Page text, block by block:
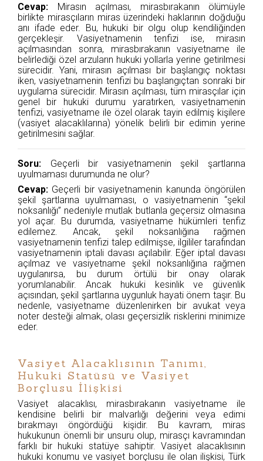
Cevap: Mirasın açılması, mirasbırakanın ölümüyle
birlikte mirasçıların miras üzerindeki haklarının doğduğu
anı ifade eder. Bu, hukuki bir olgu olup kendiliğinden
gerçekleşir. Vasiyetnamenin tenfizi ise, mirasın
açılmasından sonra, mirasbırakanın vasiyetname ile
belirlediği özel arzuların hukuki yollarla yerine getirilmesi
sürecidir. Yani, mirasın açılması bir başlangıç noktası
iken, vasiyetnamenin tenfizi bu başlangıçtan sonraki bir
uygulama sürecidir. Mirasın açılması, tüm mirasçılar için
genel bir hukuki durumu yaratırken, vasiyetnamenin
tenfizi, vasiyetname ile özel olarak tayin edilmiş kişilere
(vasiyet alacaklılarına) yönelik belirli bir edimin yerine
getirilmesini sağlar.
Soru: Geçerli bir vasiyetnamenin şekil şartlarına
uyulmaması durumunda ne olur?
Cevap: Geçerli bir vasiyetnamenin kanunda öngörülen
şekil şartlarına uyulmaması, o vasiyetnamenin “şekil
noksanlığı” nedeniyle mutlak butlanla geçersiz olmasına
yol açar. Bu durumda, vasiyetname hükümleri tenfiz
edilemez. Ancak, şekil noksanlığına rağmen
vasiyetnamenin tenfizi talep edilmişse, ilgililer tarafından
vasiyetnamenin iptali davası açılabilir. Eğer iptal davası
açılmaz ve vasiyetname şekil noksanlığına rağmen
uygulanırsa, bu durum örtülü bir onay olarak
yorumlanabilir. Ancak hukuki kesinlik ve güvenlik
açısından, şekil şartlarına uygunluk hayati önem taşır. Bu
nedenle, vasiyetname düzenlenirken bir avukat veya
noter desteği almak, olası geçersizlik risklerini minimize
eder.
Vasiyet Alacaklısının Tanımı,
Hukuki Statüsü ve Vasiyet
Borçlusu İlişkisi
Vasiyet alacaklısı, mirasbırakanın vasiyetname ile
kendisine belirli bir malvarlığı değerini veya edimi
bırakmayı öngördüğü kişidir. Bu kavram, miras
hukukunun önemli bir unsuru olup, mirasçı kavramından
farklı bir hukuki statüye sahiptir. Vasiyet alacaklısının
hukuki konumu ve vasiyet borçlusu ile olan ilişkisi, Türk